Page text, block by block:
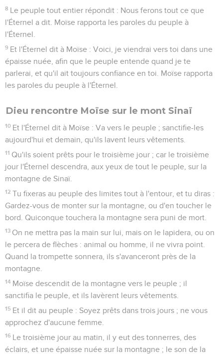
8 Le peuple tout entier répondit : Nous ferons tout ce que
l'Éternel a dit. Moïse rapporta les paroles du peuple à
l'Éternel.
9 Et l'Éternel dit à Moïse : Voici, je viendrai vers toi dans une
épaisse nuée, afin que le peuple entende quand je te
parlerai, et qu'il ait toujours confiance en toi. Moïse rapporta
les paroles du peuple à l'Éternel.
Dieu rencontre Moïse sur le mont Sinaï
10 Et l'Éternel dit à Moïse : Va vers le peuple ; sanctifie-les
aujourd'hui et demain, qu'ils lavent leurs vêtements.
11 Qu'ils soient prêts pour le troisième jour ; car le troisième
jour l'Éternel descendra, aux yeux de tout le peuple, sur la
montagne de Sinaï.
12 Tu fixeras au peuple des limites tout à l'entour, et tu diras :
Gardez-vous de monter sur la montagne, ou d'en toucher le
bord. Quiconque touchera la montagne sera puni de mort.
13 On ne mettra pas la main sur lui, mais on le lapidera, ou on
le percera de flèches : animal ou homme, il ne vivra point.
Quand la trompette sonnera, ils s'avanceront près de la
montagne.
14 Moïse descendit de la montagne vers le peuple ; il
sanctifia le peuple, et ils lavèrent leurs vêtements.
15 Et il dit au peuple : Soyez prêts dans trois jours ; ne vous
approchez d'aucune femme.
16 Le troisième jour au matin, il y eut des tonnerres, des
éclairs, et une épaisse nuée sur la montagne ; le son de la